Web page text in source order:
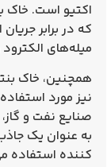
اکتیو است. خاک
که در برابر
میله‌های
همچنین، خاک
نیز مورد
صنایع نفت و
به عنوان یک
کننده استفاده